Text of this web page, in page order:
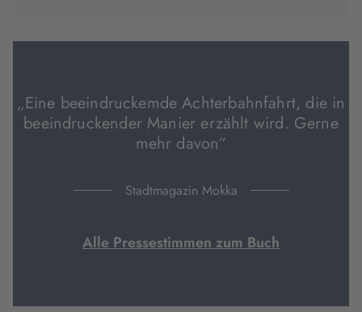
Tab
Tab
Tab
„Eine beeindruckemde Achterbahnfahrt, die in
beeindruckender Manier erzählt wird. Gerne
mehr davon“
Stadtmagazin Mokka
Alle Pressestimmen zum Buch